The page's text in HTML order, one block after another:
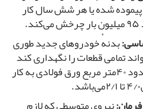
پیموده شده یا هر شش سال کار
بدنهٔ خودروهای جدید طوری
تمامی قطعات را نگهداری کند
حدود ۴۰متر مربع ورق فولادی به کار